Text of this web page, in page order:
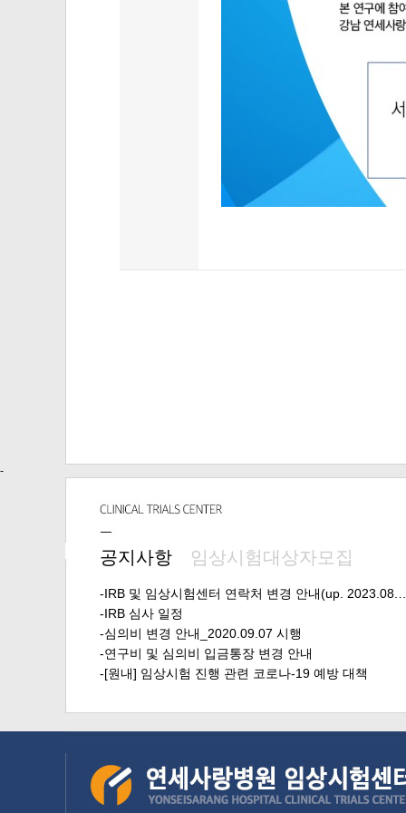
-
공지사항 임상시험대상자모집
-IRB 및 임상시험센터 연락처 변경 안내(up.
-IRB 심사 일정
-심의비 변경 안내_2020.09.07 시행
-연구비 및 심의비 입금통장 변경 안내
-[원내] 임상시험 진행 관련 코로나-19 예방 대책